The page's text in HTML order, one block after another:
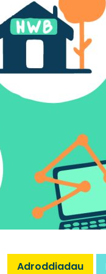
Adroddiadau